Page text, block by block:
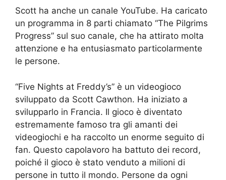
Scott ha anche un canale YouTube. Ha caricato
un programma in 8 parti chiamato “The Pilgrims
Progress” sul suo canale, che ha attirato molta
attenzione e ha entusiasmato particolarmente
le persone.
“Five Nights at Freddy’s” è un videogioco
sviluppato da Scott Cawthon. Ha iniziato a
svilupparlo in Francia. Il gioco è diventato
estremamente famoso tra gli amanti dei
videogiochi e ha raccolto un enorme seguito di
fan. Questo capolavoro ha battuto dei record,
poiché il gioco è stato venduto a milioni di
persone in tutto il mondo. Persone da ogni